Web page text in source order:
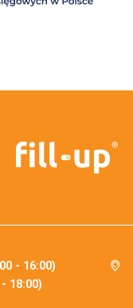
- 16:00)
18:00)